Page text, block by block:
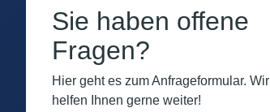
Sie haben offene
Fragen?
Hier geht es zum Anfrageformular. Wir
helfen Ihnen gerne weiter!